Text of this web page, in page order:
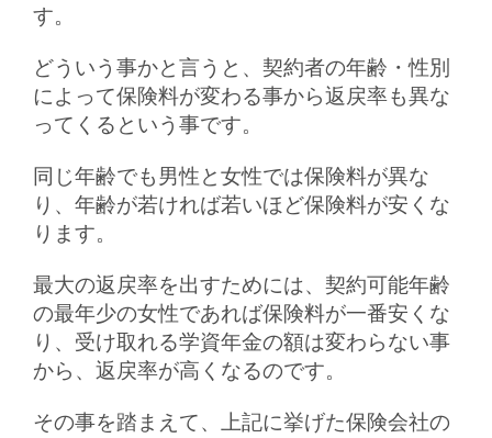
す。
どういう事かと言うと、契約者の年齢・性別
によって保険料が変わる事から返戻率も異な
ってくるという事です。
同じ年齢でも男性と女性では保険料が異な
り、年齢が若ければ若いほど保険料が安くな
ります。
最大の返戻率を出すためには、契約可能年齢
の最年少の女性であれば保険料が一番安くな
り、受け取れる学資年金の額は変わらない事
から、返戻率が高くなるのです。
その事を踏まえて、上記に挙げた保険会社の